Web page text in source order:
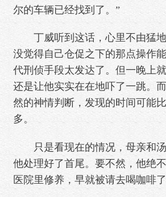
尔的车辆已经找到了。”
丁威听到这话，心里不由猛地
没觉得自己仓促之下的那点操作
代刑侦手段太发达了。但一晚上
还是让他实实在在地吓了一跳。
然的神情判断，发现的时间可能
多。
只是看现在的情况，母亲和汤
他处理好了首尾。要不然，他绝
医院里修养，早就被请去喝咖啡了